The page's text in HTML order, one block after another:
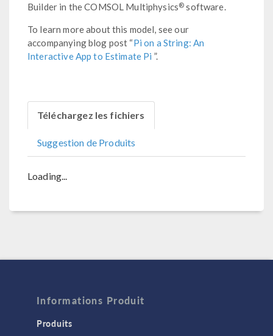
Builder in the COMSOL Multiphysics® software.
To learn more about this model, see our
accompanying blog post “Pi on a String: An
Interactive App to Estimate Pi ”.
Téléchargez les fichiers
Suggestion de Produits
Loading...
Informations Produit
Produits